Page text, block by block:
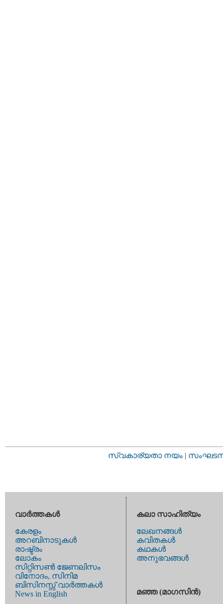
സ്വകാര്യതാ നയം |
വാര്‍ത്തകള്‍
കേരളം
അറബിനാടുകള്‍
രാഷ്ട്രം
ലോകം
സിറ്റിസണ്‍ ജേണലിസം
വിനോദം, സിനിമ
ബിസിനസ്സ് വാര്‍ത്തകള്‍
News in English
കലാ സാഹിത്യം
ലേഖനങ്ങള്‍
കവിതകള്‍
കഥകള്‍
അനുഭവങ്ങള്‍
മഞ്ഞ (മാഗസിന്‍)